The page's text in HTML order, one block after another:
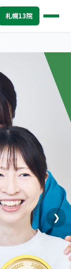
札幌13院
❯